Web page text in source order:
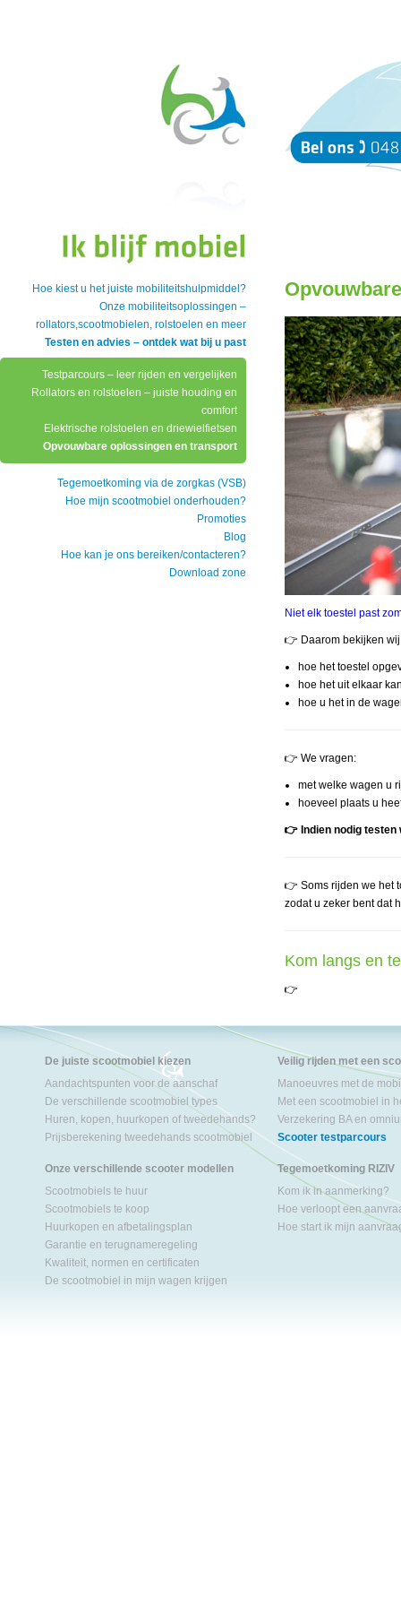
Hoe kiest u het juiste mobiliteitshulpmiddel?
Onze mobiliteitsoplossingen –
rollators,scootmobielen, rolstoelen en meer
Testen en advies – ontdek wat bij u past
Testparcours – leer rijden en vergelijken
Rollators en rolstoelen – juiste houding en
comfort
Elektrische rolstoelen en driewielfietsen
Opvouwbare oplossingen en transport
Tegemoetkoming via de zorgkas (VSB)
Hoe mijn scootmobiel onderhouden?
Promoties
Blog
Hoe kan je ons bereiken/contacteren?
Download zone
Niet elk toestel past
👉 Daarom bekijken
hoe het toestel
hoe het uit elkaar
hoe u het in de
👉 We vragen:
met welke wagen u
hoeveel plaats u
👉 Indien nodig testen
👉 Soms rijden we het
zodat u zeker bent dat
Kom langs en
👉
De juiste scootmobiel kiezen
Aandachtspunten voor de aanschaf
De verschillende scootmobiel types
Huren, kopen, huurkopen of tweedehands?
Prijsberekening tweedehands scootmobiel
Onze verschillende scooter modellen
Scootmobiels te huur
Scootmobiels te koop
Huurkopen en afbetalingsplan
Garantie en terugnameregeling
Kwaliteit, normen en certificaten
De scootmobiel in mijn wagen krijgen
Veilig rijden met een
Manoeuvres met de
Met een scootmobiel in
Verzekering BA en
Scooter testparcours
Tegemoetkoming RIZIV
Kom ik in aanmerking?
Hoe verloopt een
Hoe start ik mijn